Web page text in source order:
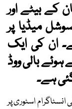
کے بیٹے اور
میڈیا پر
ان کی ایک
ہوئے بالی ووڈ
ہے۔
اسٹوری پر